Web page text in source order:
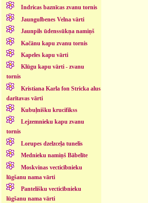
Indricas baznīcas zvanu tornis
Jaungulbenes Velna vārti
Jaunpils ūdenssūkņa namiņš
Kačānu kapu zvanu tornis
Kapeles kapu vārti
Klūgu kapu vārti - zvanu
tornis
Kristiana Karla fon Stricka alus
darītavas vārti
Kubuļnišku krucifikss
Lejzemnieku kapu zvanu
tornis
Lorupes dzelzceļa tunelis
Mednieku namiņš Bābelīte
Moskvinas vecticībnieku
lūgšanu nama vārti
Pantelišku vecticībnieku
lūgšanu nama vārti